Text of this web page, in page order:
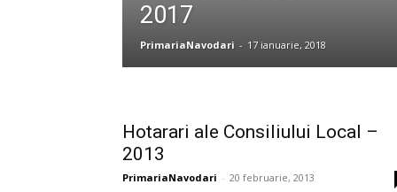
2017
PrimariaNavodari - 17 ianuarie, 2018
Hotarari ale Consiliului Local –
2013
PrimariaNavodari - 20 februarie, 2013